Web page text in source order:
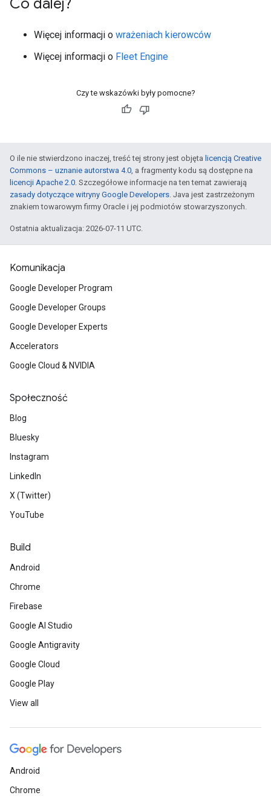
Więcej informacji o wrażeniach kierowców
Więcej informacji o Fleet Engine
Czy te wskazówki były pomocne?
O ile nie stwierdzono inaczej, treść tej strony jest objęta licencją Creative
Commons – uznanie autorstwa 4.0 , a fragmenty kodu są dostępne na
licencji Apache 2.0 . Szczegółowe informacje na ten temat zawierają
zasady dotyczące witryny Google Developers . Java jest zastrzeżonym
znakiem towarowym firmy Oracle i jej podmiotów stowarzyszonych.
Ostatnia aktualizacja: 2026-07-11 UTC.
Komunikacja
Google Developer Program
Google Developer Groups
Google Developer Experts
Accelerators
Google Cloud & NVIDIA
Społeczność
Blog
Bluesky
Instagram
LinkedIn
X (Twitter)
YouTube
Build
Android
Chrome
Firebase
Google AI Studio
Google Antigravity
Google Cloud
Google Play
View all
Android
Chrome